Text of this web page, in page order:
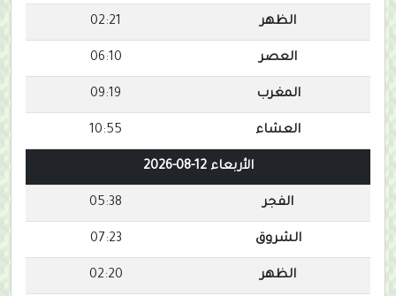
الظهر 02:21
العصر 06:10
المغرب 09:19
العشاء 10:55
الأربعاء 12-08-2026
الفجر 05:38
الشروق 07:23
الظهر 02:20